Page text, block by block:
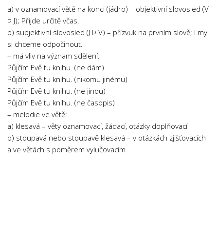
a) v oznamovací větě na konci (jádro) – objektivní slovosled (V
Þ J); Přijde určitě včas.
b) subjektivní slovosled (J Þ V) – přízvuk na prvním slově; I my
si chceme odpočinout.
– má vliv na význam sdělení:
Půjčím Evě tu knihu. (ne dám)
Půjčím Evě tu knihu. (nikomu jinému)
Půjčím Evě tu knihu. (ne jinou)
Půjčím Evě tu knihu. (ne časopis)
– melodie ve větě:
a) klesavá – věty oznamovací, žádací, otázky doplňovací
b) stoupavá nebo stoupavě klesavá – v otázkách zjišťovacích
a ve větách s poměrem vylučovacím